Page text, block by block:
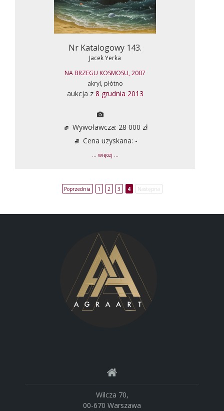
Nr Katalogowy 143.
Jacek Yerka
NA BRZEGU KOSMOSU, 2007
akryl, płótno
aukcja z 8 grudnia 2013
Wywoławcza: 28 000 zł
Cena uzyskana: -
... więcej ...
Poprzednia 1 2 3 4 Następna
Wilcza 70,
00-670 Warszawa